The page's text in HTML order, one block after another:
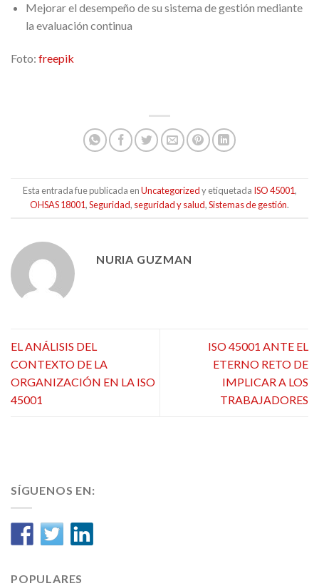
Mejorar el desempeño de su sistema de gestión mediante
la evaluación continua
Foto: freepik
Esta entrada fue publicada enUncategorizedy etiquetada ISO 45001,
OHSAS 18001,Seguridad, seguridad y salud,Sistemas de gestión.
NURIA GUZMAN
EL ANÁLISIS DEL
CONTEXTO DE LA
ORGANIZACIÓN EN LA ISO
45001
ISO 45001 ANTE EL
ETERNO RETO DE
IMPLICAR A LOS
TRABAJADORES
SÍGUENOS EN:
POPULARES